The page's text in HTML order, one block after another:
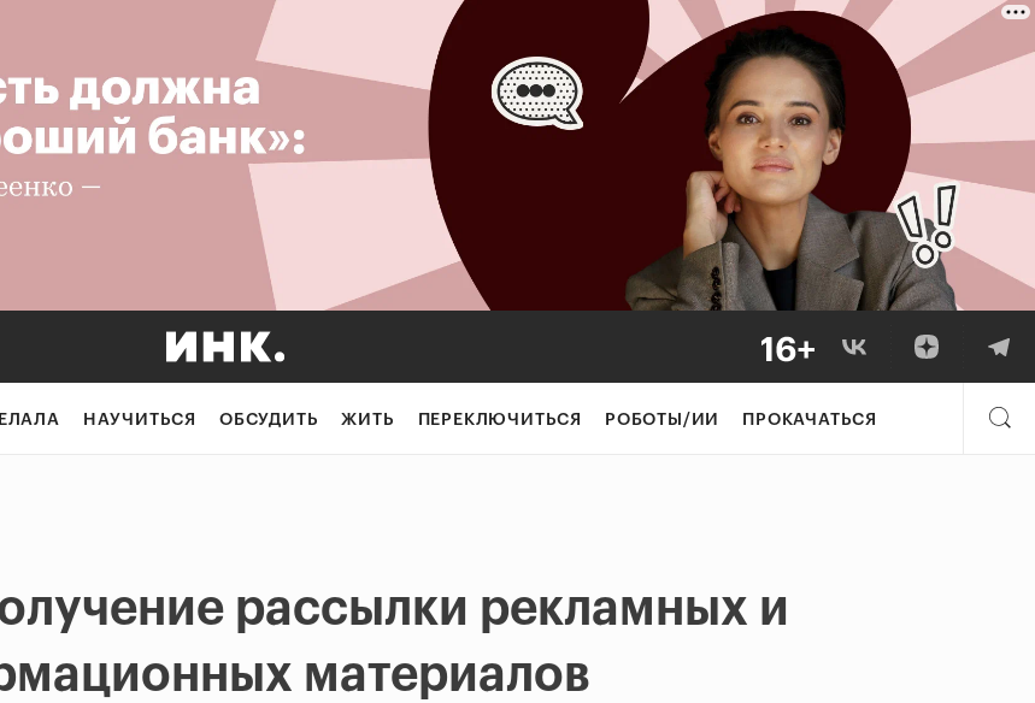
НАУЧИТЬСЯ ОБСУДИТЬ ЖИТЬ ПЕРЕКЛЮЧИТЬСЯ РОБОТЫ/ИИ ПРОКАЧАТЬСЯ
рассылки рекламных и
материалов